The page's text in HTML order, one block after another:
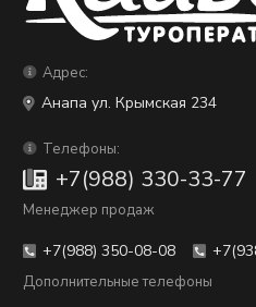
Адрес:
Анапа ул. Крымская 234
Телефоны:
+7(988) 330-33-77
Менеджер продаж
+7(988) 350-08-08
Дополнительные телефоны